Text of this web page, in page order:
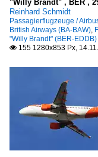
"Willy Brandt" , BER ,
Reinhard Schmidt
Passagierflugzeuge /
British Airways (BA-BAW),
"Willy Brandt" (BER-EDDB)
 155 1280x853 Px,